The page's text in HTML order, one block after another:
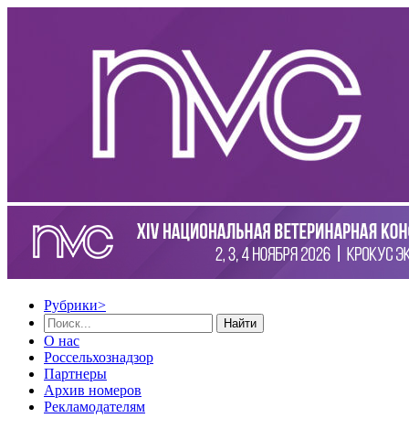
Рубрики>
Найти
О нас
Россельхознадзор
Партнеры
Архив номеров
Рекламодателям